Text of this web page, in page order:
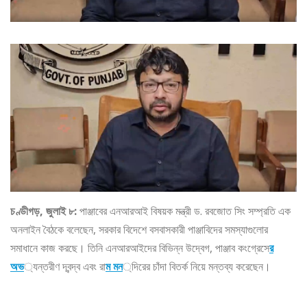
চণ্ডীগড়, জুলাই ৮:পাঞ্জাবের এনআরআই বিষয়ক মন্ত্রী ড. রবজোত সিং সম্প্রতি এক
অনলাইন বৈঠকে বলেছেন, সরকার বিদেশে বসবাসকারী পাঞ্জাবিদের সমস্যাগুলোর
সমাধানে কাজ করছে। তিনি এনআরআইদের বিভিন্ন উদ্বেগ, পাঞ্জাব কংগ্রেসের
অভ্যন্তরীণ দ্বন্দ্ব এবং রাম মন্দিরের চাঁদা বিতর্ক নিয়ে মন্তব্য করেছেন।